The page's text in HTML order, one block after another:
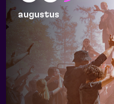
augustus